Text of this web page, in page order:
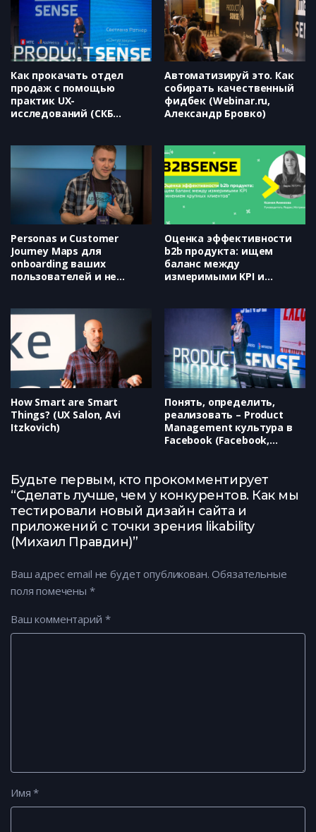
Как прокачать отдел
продаж с помощью
практик UX-
исследований (СКБ
Автоматизируй это. Как
собирать качественный
фидбек (Webinar.ru,
Александр Бровко)
Personas и Customer
Journey Maps для
onboarding ваших
пользователей и не
Оценка эффективности
b2b продукта: ищем
баланс между
измеримыми KPI и
How Smart are Smart
Things? (UX Salon, Avi
Itzkovich)
Понять, определить,
реализовать – Product
Management культура в
Facebook (Facebook,
Будьте первым, кто прокомментирует
“Сделать лучше, чем у конкурентов. Как мы
тестировали новый дизайн сайта и
приложений с точки зрения likability
(Михаил Правдин)”
Ваш адрес email не будет опубликован. Обязательные
поля помечены *
Ваш комментарий *
Имя*